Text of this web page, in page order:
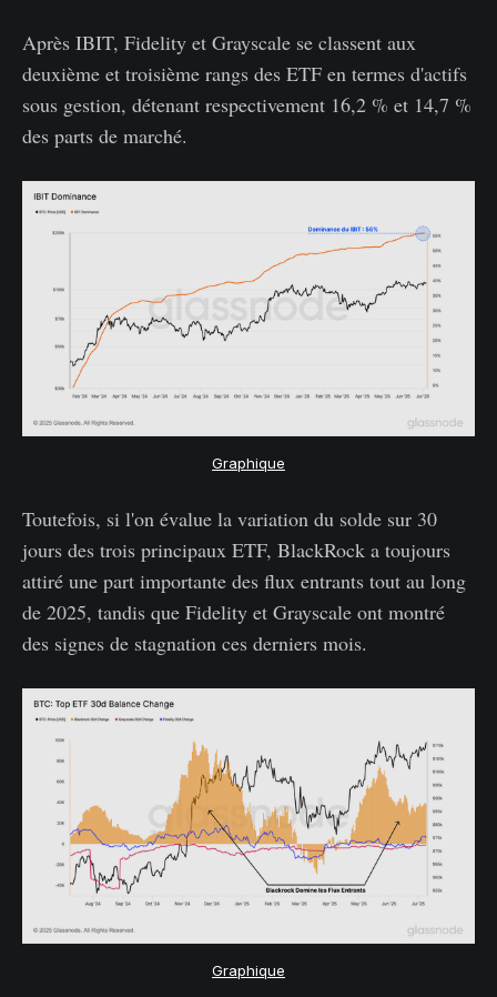
Après IBIT, Fidelity et Grayscale se classent aux
deuxième et troisième rangs des ETF en termes d'actifs
sous gestion, détenant respectivement 16,2 % et 14,7 %
des parts de marché.
Graphique
Toutefois, si l'on évalue la variation du solde sur 30
jours des trois principaux ETF, BlackRock a toujours
attiré une part importante des flux entrants tout au long
de 2025, tandis que Fidelity et Grayscale ont montré
des signes de stagnation ces derniers mois.
Graphique